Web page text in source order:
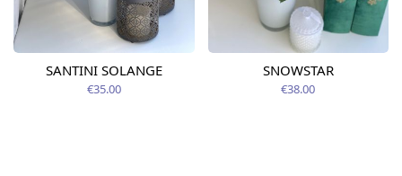
SANTINI SOLANGE
€35.00
SNOWSTAR
€38.00